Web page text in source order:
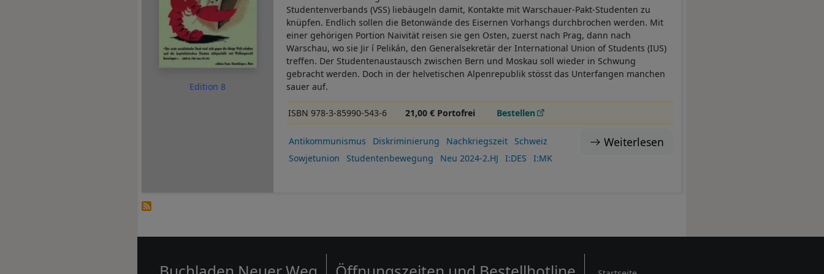
Edition 8
Studentenverbands (VSS) liebäugeln damit, Kontakte mit Warschauer-Pakt-Studenten zu
knüpfen. Endlich sollen die Betonwände des Eisernen Vorhangs durchbrochen werden. Mit
einer gehörigen Portion Naivität reisen sie gen Osten, zuerst nach Prag, dann nach
Warschau, wo sie Jir í Pelikán, den Generalsekretär der International Union of Students (IUS)
treffen. Der Studentenaustausch zwischen Bern und Moskau soll wieder in Schwung
gebracht werden. Doch in der helvetischen Alpenrepublik stösst das Unterfangen manchen
sauer auf.
ISBN 978-3-85990-543-6 21,00 € Portofrei Bestellen
Weiterlesen
Antikommunismus Diskriminierung Nachkriegszeit
Schweiz
Sowjetunion
Studentenbewegung Neu 2024-2.HJ I:DES I:MK